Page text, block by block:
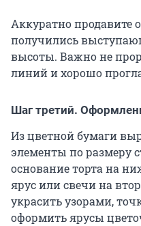
Аккуратно продавите
получились
высоты. Важно не
линий и хорошо
Шаг третий.
Из цветной бумаги
элементы по размеру
основание торта на
ярус или свечи на
украсить узорами,
оформить ярусы